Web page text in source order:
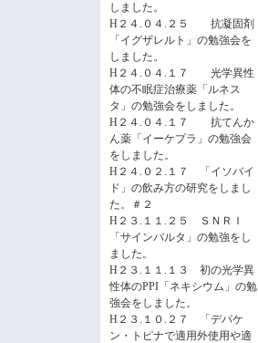
しました。
H２４.０４.２５ 抗凝固剤
「イグザレルト」の勉強会を
しました。
H２４.０４.１７ 光学異性
体の不眠症治療薬「ルネス
タ」の勉強会をしました。
H２４.０４.１７ 抗てんか
ん薬「イーケプラ」の勉強会
をしました。
H２４.０２.１７ 「イソバイ
ド」の飲み方の研究をしまし
た。＃２
H２３.１１.２５ ＳＮＲＩ
「サインバルタ」の勉強をし
ました。
H２３.１１.１３ 初の光学異
性体のPPI「ネキシウム」の勉
強会をしました。
H２３.１０.２７ 「デパケ
ン・トピナで適用外使用や適